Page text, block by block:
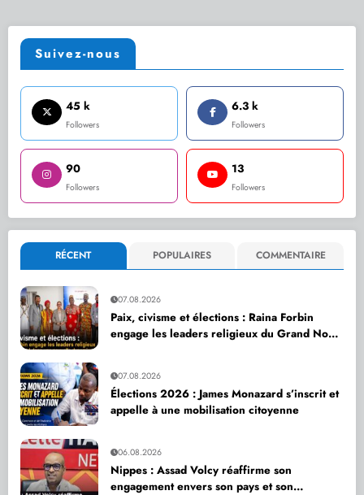
Suivez-nous
45 k
Followers
6.3 k
Followers
90
Followers
13
Followers
RÉCENT POPULAIRES COMMENTAIRE
07.08.2026
Paix, civisme et élections : Raina Forbin
engage les leaders religieux du Grand Nord
07.08.2026
Élections 2026 : James Monazard s’inscrit et
appelle à une mobilisation citoyenne
06.08.2026
Nippes : Assad Volcy réaffirme son
engagement envers son pays et son